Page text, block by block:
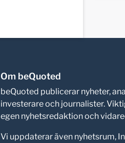
Om beQuoted
beQuoted publicerar nyheter,
investerare och journalister.
egen nyhetsredaktion och
Vi uppdaterar även nyhetsrum,